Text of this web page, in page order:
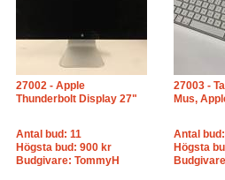
27002 - Apple
Thunderbolt Display 27"
Antal bud: 11
Högsta bud: 900 kr
Budgivare: TommyH
27003 -
Mus,
Antal
Högsta